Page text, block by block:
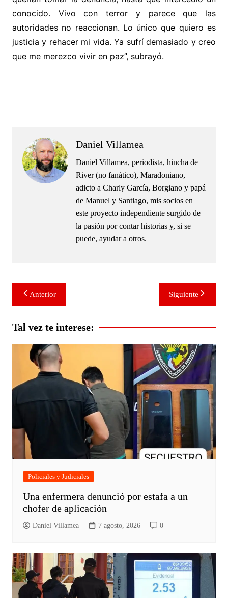
conocido. Vivo con terror y parece que las
autoridades no reaccionan. Lo único que quiero es
justicia y rehacer mi vida. Ya sufrí demasiado y creo
que me merezco vivir en paz”, subrayó.
Daniel Villamea
Daniel Villamea, periodista, hincha de
River (no fanático), Maradoniano,
adicto a Charly García, Borgiano y papá
de Manuel y Santiago, mis socios en
este proyecto independiente surgido de
la pasión por contar historias y, si se
puede, ayudar a otros.
Navegación
de
entradas
Anterior Siguiente
Tal vez te interese:
Policiales y Judiciales
Una enfermera denunció por estafa a un
chofer de aplicación
Daniel Villamea 7 agosto, 2026 0